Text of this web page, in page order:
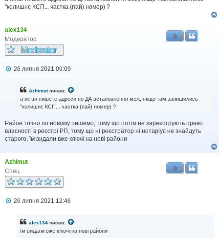
м
л
н
я
"колишнє КСП... частка (пай) номер) ?
alex134
Модератор
0
П
е
н
н
я
26 липня 2021 09:09
Azhimutписав:
а як ви пишете адреси по ДА встановлення меж, якщо там залишились
"колишнє КСП... частка (пай) номер) ?
Район точно по новому пишемо, тому що потім не зареєструють право
власності в реєстрі РП, тому що ні реєстратор ні нотаріус не знайдуть
старого, їм видали вже ключі на нові райони
Azhimut
Спец
0
П
26 липня 2021 12:46
alex134 писав:
їм видали вже ключі на нові райони